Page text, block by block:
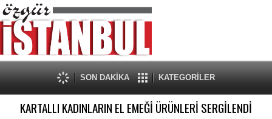
SON DAKİKA KATEGORİLER
KARTALLI KADINLARIN EL EMEĞİ ÜRÜNLERİ SERGİLENDİ